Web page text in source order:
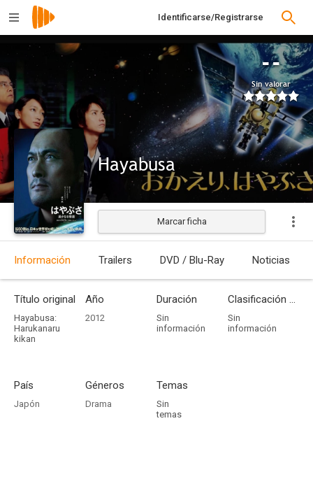
Identificarse/Registrarse
--
Sin valorar
Hayabusa
Estrenada
Marcar ficha
Información Trailers DVD / Blu-Ray Noticias
Título original
Hayabusa:
Harukanaru
kikan
Año
2012
Duración
Sin
información
Clasificación por edades
Sin
información
País
Japón
Géneros
Drama
Temas
Sin
temas